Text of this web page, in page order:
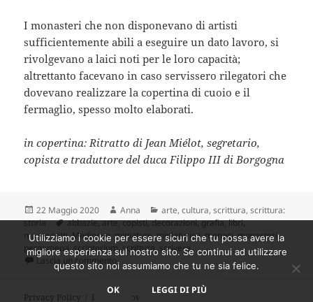
I monasteri che non disponevano di artisti
sufficientemente abili a eseguire un dato lavoro, si
rivolgevano a laici noti per le loro capacità;
altrettanto facevano in caso servissero rilegatori che
dovevano realizzare la copertina di cuoio e il
fermaglio, spesso molto elaborati.
in copertina: Ritratto di Jean Miélot, segretario,
copista e traduttore del duca Filippo III di Borgogna
Scritto
il
22 Maggio 2020 Autore
Anna Categorie
arte,cultura,scrittura,scrittura:
storia
Tag
abbazie,arte,copisti,decorazioni,grafia,libri,
manoscritti,Medioevo, miniature,miniaturisti,monaci,monasteri,
pergamena,scriptorium,scrittura, scrivere
Lascia un commentosu Storia della scrittura: dai geroglifici agli
Privacy Policy Proudly powered by WordPress
Utilizziamo i cookie per essere sicuri che tu possa avere la
migliore esperienza sul nostro sito. Se continui ad utilizzare
questo sito noi assumiamo che tu ne sia felice.
OK LEGGI DI PIÙ